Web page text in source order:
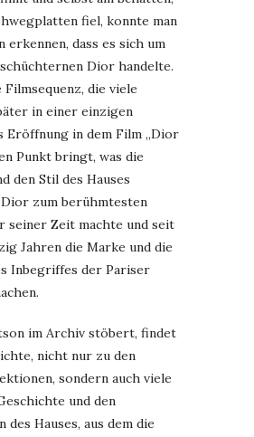
fiel, konnte man
erkennen, dass es sich um
Dior handelte.
die viele
in einer einzigen
Eröffnung in dem Film „Dior
Punkt bringt, was die
den Stil des Hauses
Dior zum berühmtesten
seiner Zeit machte und seit
Jahren die Marke und die
Inbegriffes der Pariser
im Archiv stöbert, findet
nicht nur zu den
sondern auch viele
und den
Hauses, aus dem die